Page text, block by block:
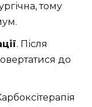
тому
. Після
до